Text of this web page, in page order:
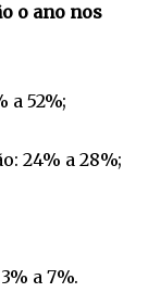
o ano nos
52%;
a 28%;
a 7%.